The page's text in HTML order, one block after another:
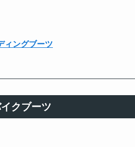
ィングブーツ
クブーツ